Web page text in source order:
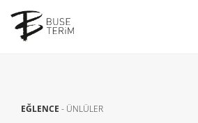
EĞLENCE - ÜNLÜLER